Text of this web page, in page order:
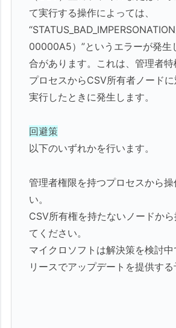
て実行する操作によっては、
00000A5）”というエラーが発生
合があります。これは、管理者
プロセスからCSV所有者ノード
実行したときに発生します。
回避策
以下のいずれかを行います。
管理者権限を持つプロセスから操
い。
CSV所有権を持たないノードか
てください。
マイクロソフトは解決策を検討中
リースでアップデートを提供する